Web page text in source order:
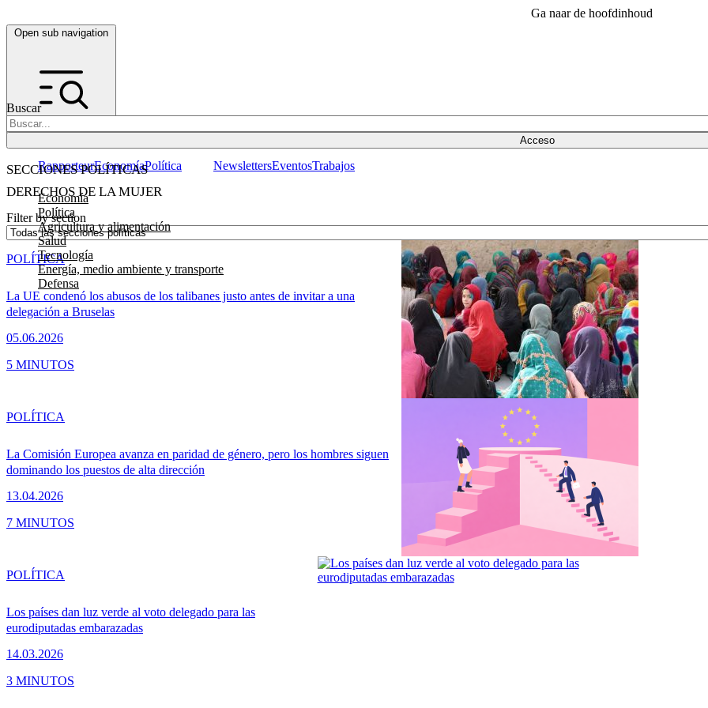
Ga naar de hoofdinhoud
Open sub navigation
Buscar
Acceso
SECCIONES POLÍTICAS
Economía
Política
Agricultura y alimentación
Salud
Tecnología
Energía, medio ambiente y transporte
Defensa
RapporteurEconomíaPolítica NewslettersEventosTrabajos
DERECHOS DE LA MUJER
Filter by section
La UE condenó los abusos de los talibanes justo antes de invitar a una
delegación a Bruselas
05.06.2026
POLÍTICA
5 MINUTOS
La Comisión Europea avanza en paridad de género, pero los hombres siguen
dominando los puestos de alta dirección
13.04.2026
POLÍTICA
7 MINUTOS
Los países dan luz verde al voto delegado para las
eurodiputadas embarazadas
14.03.2026
POLÍTICA
3 MINUTOS